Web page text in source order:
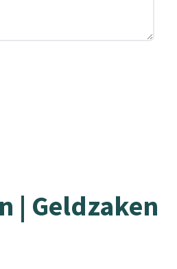
| Geldzaken